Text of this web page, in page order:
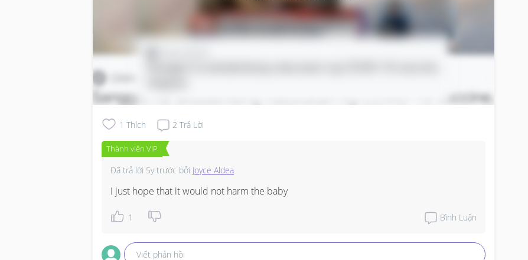
1 Thích 2 Trả Lời
Thành viên VIP
Đã trả lời 5y trước bởi Joyce Aldea
I just hope that it would not harm the baby
1 Bình Luận
Viết phản hồi